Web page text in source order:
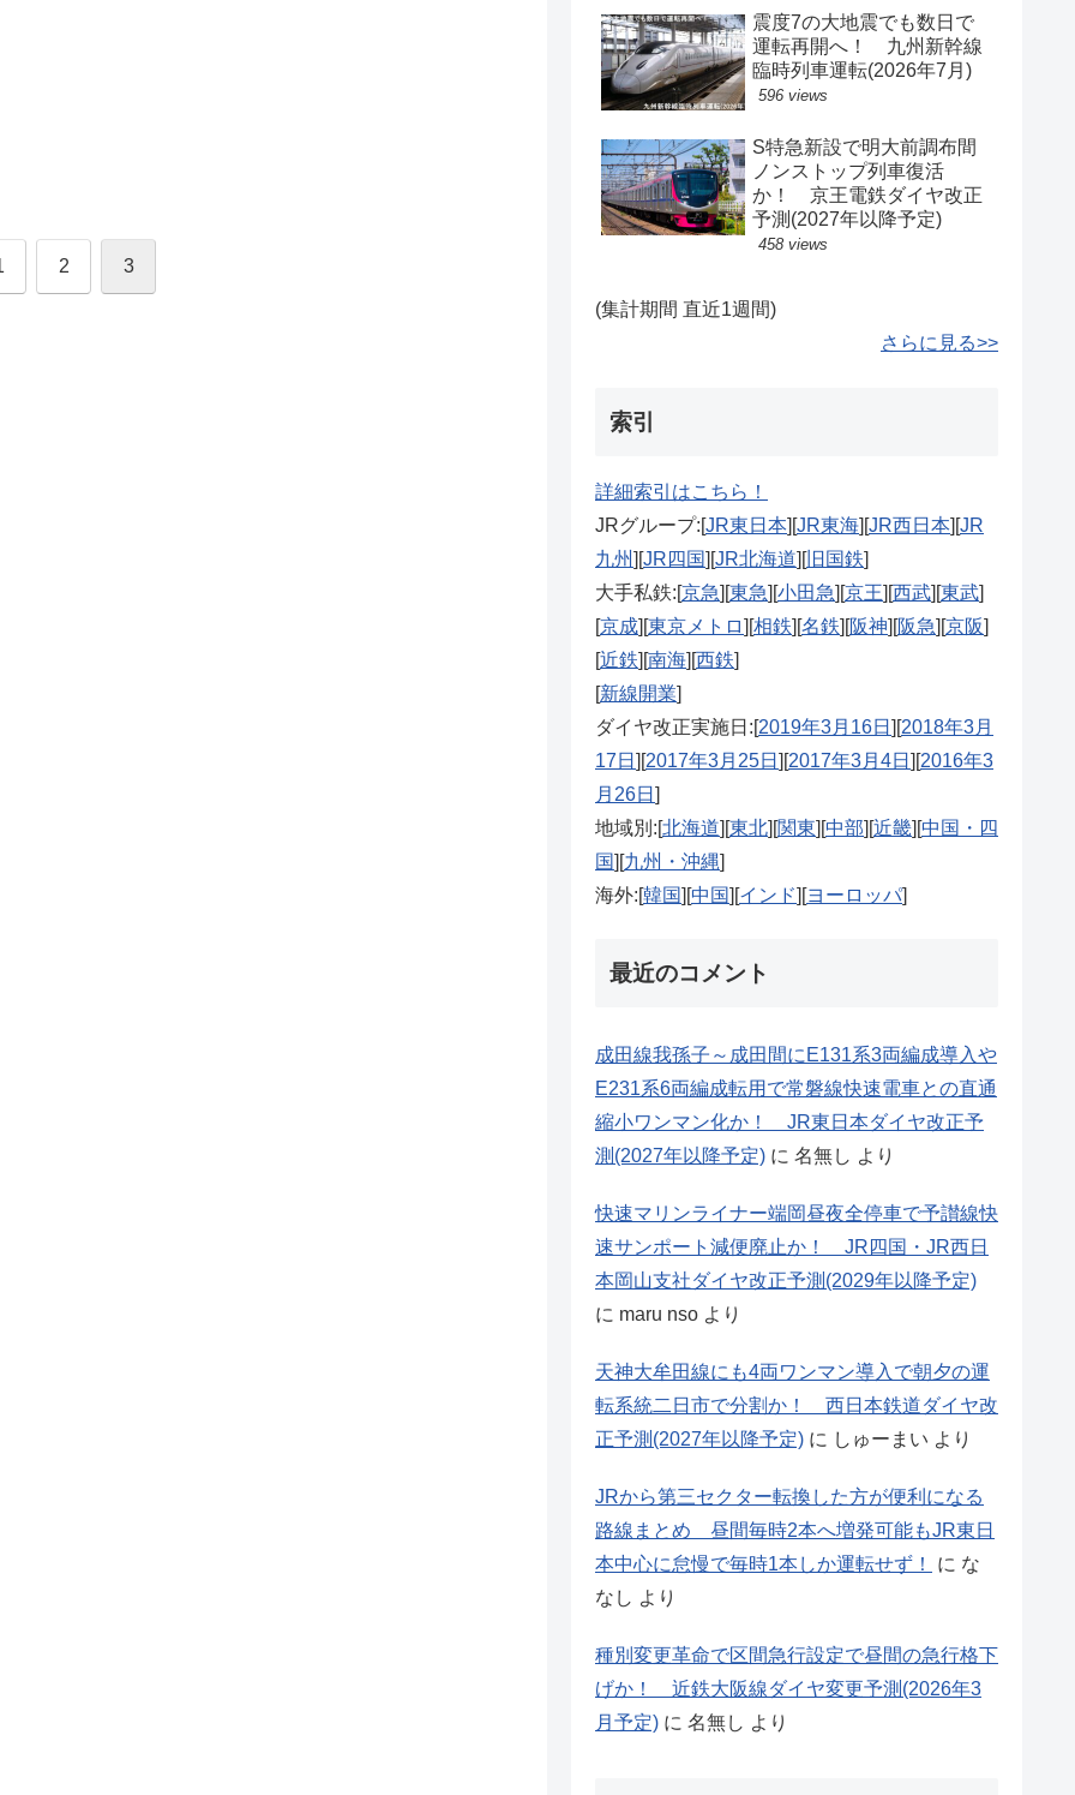
2 3
震度7の大地震でも数日で
運転再開へ！ 九州新幹線
臨時列車運転(2026年7月)
596 views
S特急新設で明大前調布間
ノンストップ列車復活
か！ 京王電鉄ダイヤ改正
予測(2027年以降予定)
458 views
(集計期間 直近1週間)
さらに見る>>
索引
詳細索引はこちら！
JRグループ:[JR東日本][JR東海][JR西日本][JR
九州][JR四国][JR北海道][旧国鉄]
大手私鉄:[京急][東急][小田急][京王][西武][東武]
[京成][東京メトロ][相鉄][名鉄][阪神][阪急][京阪]
[近鉄][南海][西鉄]
[新線開業]
ダイヤ改正実施日:[2019年3月16日 ][2018年3月
17日 ][2017年3月25日 ][2017年3月4日 ][2016年3
月26日 ]
地域別:[北海道][東北][関東][中部][近畿][中国・四
国][九州・沖縄]
海外:[韓国][中国][インド][ヨーロッパ]
最近のコメント
成田線我孫子～成田間にE131系3両編成導入や
E231系6両編成転用で常磐線快速電車との直通
縮小ワンマン化か！ JR東日本ダイヤ改正予
測(2027年以降予定) に 名無し より
快速マリンライナー端岡昼夜全停車で予讃線快
速サンポート減便廃止か！ JR四国・JR西日
本岡山支社ダイヤ改正予測(2029年以降予定)
に maru nso より
天神大牟田線にも4両ワンマン導入で朝夕の運
転系統二日市で分割か！ 西日本鉄道ダイヤ改
正予測(2027年以降予定) に しゅーまい より
JRから第三セクター転換した方が便利になる
路線まとめ 昼間毎時2本へ増発可能もJR東日
本中心に怠慢で毎時1本しか運転せず！
に な
なし より
種別変更革命で区間急行設定で昼間の急行格下
げか！ 近鉄大阪線ダイヤ変更予測(2026年3
月予定) に 名無し より